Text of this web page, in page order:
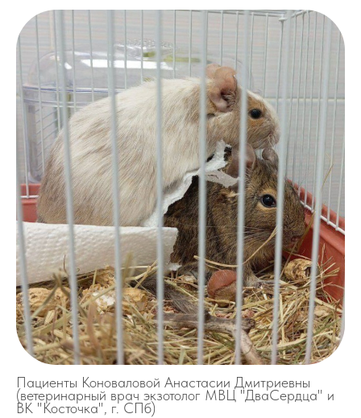
Пациенты Коноваловой Анастасии Дмитриевны
(ветеринарный врач экзотолог МВЦ "ДваСердца" и
ВК "Косточка", г. СПб)